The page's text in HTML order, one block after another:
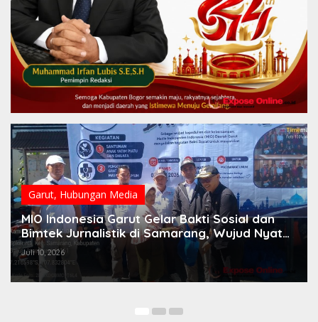
Garut, Hubungan Media
MIO Indonesia Garut Gelar Bakti Sosial dan
Bimtek Jurnalistik di Samarang, Wujud Nyata
Juli 10, 2026